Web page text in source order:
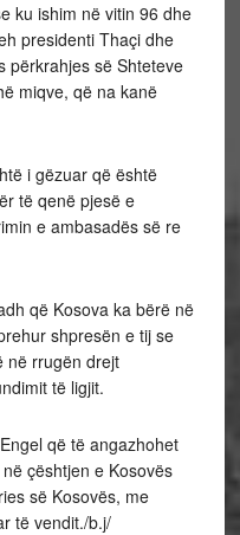
ku ishim në vitin 96 dhe
presidenti Thaçi dhe
përkrahjes së Shteteve
miqve, që na kanë
i gëzuar që është
të qenë pjesë e
e ambasadës së re
që Kosova ka bërë në
shpresën e tij se
në rrugën drejt
të ligjit.
që të angazhohet
çështjen e Kosovës
së Kosovës, me
të vendit./b.j/